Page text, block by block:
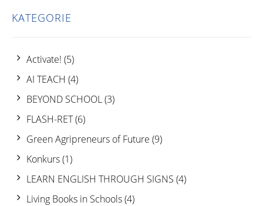
KATEGORIE
Activate! (5)
AI TEACH (4)
BEYOND SCHOOL(3)
FLASH-RET(6)
Green Agripreneurs of Future (9)
Konkurs(1)
LEARN ENGLISH THROUGH SIGNS (4)
Living Books in Schools(4)